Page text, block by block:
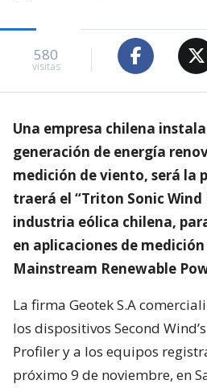
580
visitas
Una empresa chilena
generación de energía
medición de viento, será la
traerá el “Triton Sonic Wind
industria eólica chilena,
en aplicaciones de
Mainstream Renewable
La firma Geotek S.A
los dispositivos Second
Profiler y a los equipos
próximo 9 de noviembre, en